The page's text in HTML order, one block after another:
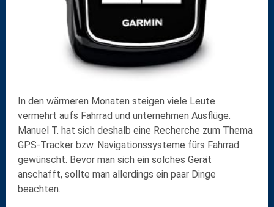
In den wärmeren Monaten steigen viele Leute
vermehrt aufs Fahrrad und unternehmen Ausflüge.
Manuel T. hat sich deshalb eine Recherche zum Thema
GPS-Tracker bzw. Navigationssysteme fürs Fahrrad
gewünscht. Bevor man sich ein solches Gerät
anschafft, sollte man allerdings ein paar Dinge
beachten.